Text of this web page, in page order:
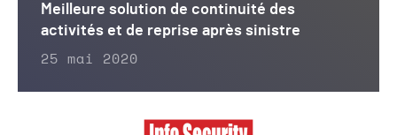
Meilleure solution de continuité des
activités et de reprise après sinistre
25 mai 2020